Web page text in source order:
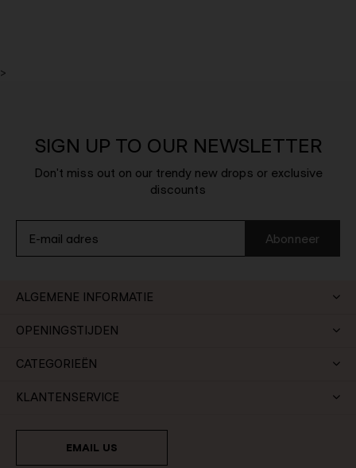
>
SIGN UP TO OUR NEWSLETTER
Don't miss out on our trendy new drops or exclusive
discounts
Abonneer
ALGEMENE INFORMATIE
OPENINGSTIJDEN
CATEGORIEËN
KLANTENSERVICE
EMAIL US